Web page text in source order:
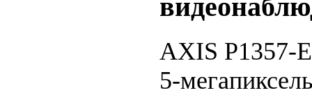
AXIS P1357-
5-